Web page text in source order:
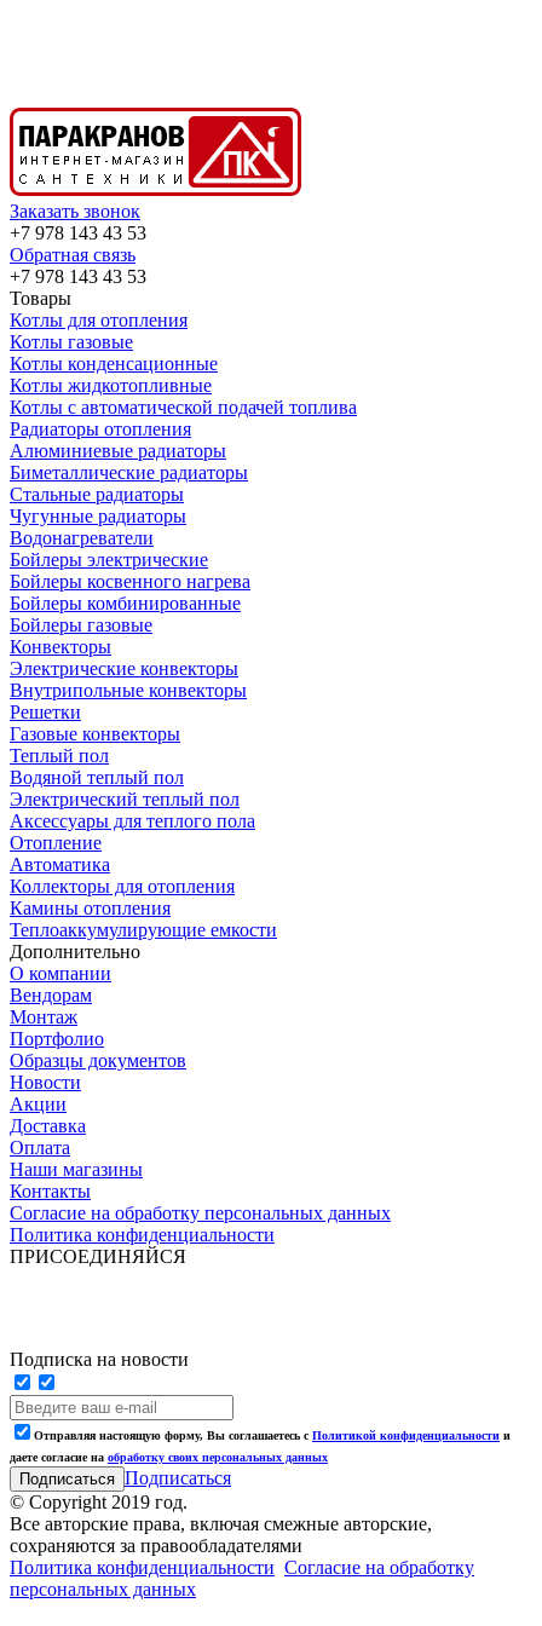
Заказать звонок
+7 978 143 43 53
Обратная связь
+7 978 143 43 53
Товары
Котлы для отопления
Котлы газовые
Котлы конденсационные
Котлы жидкотопливные
Котлы с автоматической подачей топлива
Радиаторы отопления
Алюминиевые радиаторы
Биметаллические радиаторы
Стальные радиаторы
Чугунные радиаторы
Водонагреватели
Бойлеры электрические
Бойлеры косвенного нагрева
Бойлеры комбинированные
Бойлеры газовые
Конвекторы
Электрические конвекторы
Внутрипольные конвекторы
Решетки
Газовые конвекторы
Теплый пол
Водяной теплый пол
Электрический теплый пол
Аксессуары для теплого пола
Отопление
Автоматика
Коллекторы для отопления
Камины отопления
Теплоаккумулирующие емкости
Дополнительно
О компании
Вендорам
Монтаж
Портфолио
Образцы документов
Новости
Акции
Доставка
Оплата
Наши магазины
Контакты
Согласие на обработку персональных данных
Политика конфиденциальности
ПРИСОЕДИНЯЙСЯ
Подписка на новости
Отправляя настоящую форму, Вы соглашаетесь с Политикой конфиденциальности и
даете согласие на обработку своих персональных данных
Подписаться
© Copyright 2019 год.
Все авторские права, включая смежные авторские,
сохраняются за правообладателями
Политика конфиденциальности Согласие на обработку
персональных данных